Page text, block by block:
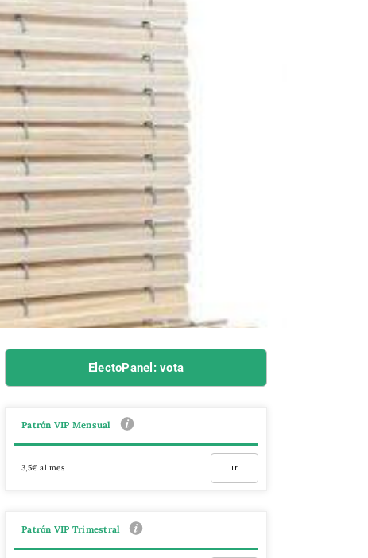
ElectoPanel: vota
Patrón VIP Mensual
3,5€ al mes Ir
Patrón VIP Trimestral